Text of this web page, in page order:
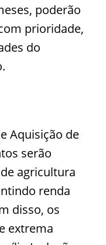
poderão
prioridade,
do
Aquisição de
serão
agricultura
renda
disso, os
extrema